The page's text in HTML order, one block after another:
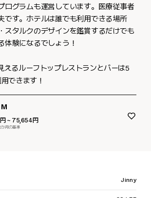
ログラムも運営しています。医療従事者
です。ホテルは誰でも利用できる場所
スタルクのデザインを鑑賞するだけでも
体験になるでしょう！
えるルーフトップレストランとバーは5
できます！
~ 75,654円
月の基準
Jinny